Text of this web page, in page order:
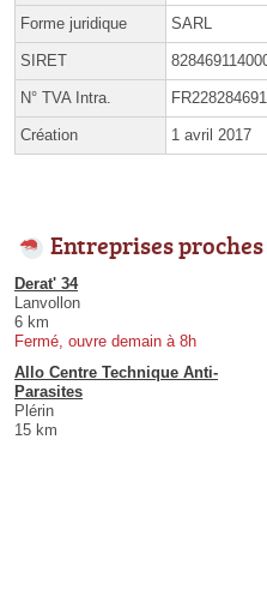
Forme juridique SARL
SIRET
N° TVA Intra.
Création 1 avril 2017
Entreprises proches
Derat' 34
Lanvollon
6 km
Fermé, ouvre demain à 8h
Allo Centre Technique Anti-
Parasites
Plérin
15 km